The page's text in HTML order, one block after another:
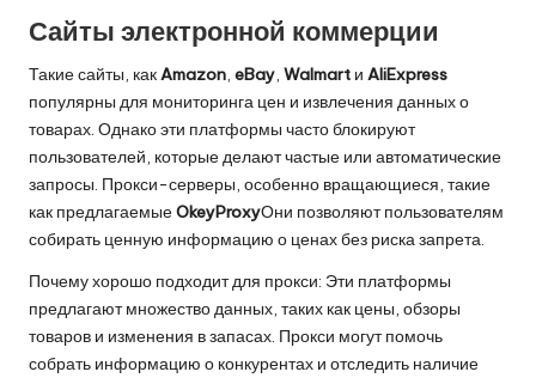
Сайты электронной коммерции
Такие сайты, какAmazon, eBay, Walmart и AliExpress
популярны для мониторинга цен и извлечения данных о
товарах. Однако эти платформы часто блокируют
пользователей, которые делают частые или автоматические
запросы. Прокси-серверы, особенно вращающиеся, такие
как предлагаемыеOkeyProxyОни позволяют пользователям
собирать ценную информацию о ценах без риска запрета.
Почему хорошо подходит для прокси: Эти платформы
предлагают множество данных, таких как цены, обзоры
товаров и изменения в запасах. Прокси могут помочь
собрать информацию о конкурентах и отследить наличие